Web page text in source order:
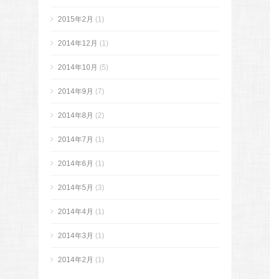
2015年2月 (1)
2014年12月 (1)
2014年10月 (5)
2014年9月 (7)
2014年8月 (2)
2014年7月 (1)
2014年6月 (1)
2014年5月 (3)
2014年4月 (1)
2014年3月 (1)
2014年2月 (1)